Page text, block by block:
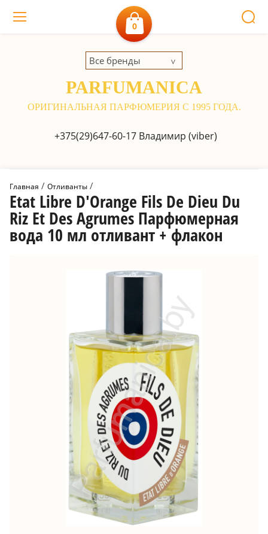
0
+375(29)647-60-17Владимир (viber)
Все бренды
PARFUMANICA
ОРИГИНАЛЬНАЯ ПАРФЮМЕРИЯ С 1995 ГОДА.
Главная / Отливанты /
Etat Libre D'Orange Fils De Dieu Du
Riz Et Des Agrumes Парфюмерная
вода 10 мл отливант + флакон